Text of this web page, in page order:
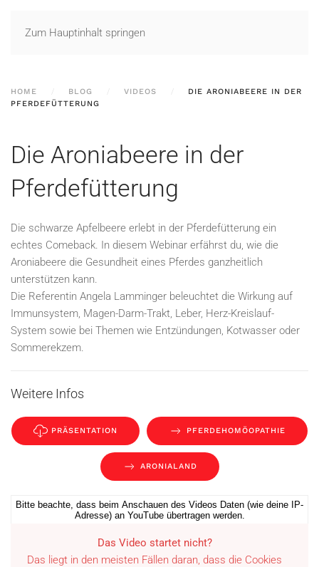
Zum Hauptinhalt springen
HOME BLOG VIDEOS
DIE ARONIABEERE IN DER
PFERDEFÜTTERUNG
Die Aroniabeere in der
Pferdefütterung
Die schwarze Apfelbeere erlebt in der Pferdefütterung ein
echtes Comeback. In diesem Webinar erfährst du, wie die
Aroniabeere die Gesundheit eines Pferdes ganzheitlich
unterstützen kann.
Die Referentin Angela Lamminger beleuchtet die Wirkung auf
Immunsystem, Magen-Darm-Trakt, Leber, Herz-Kreislauf-
System sowie bei Themen wie Entzündungen, Kotwasser oder
Sommerekzem.
Weitere Infos
PRÄSENTATION PFERDEHOMÖOPATHIE
ARONIALAND
Bitte beachte, dass beim Anschauen des Videos Daten (wie deine IP-
Adresse) an YouTube übertragen werden.
Das Video startet nicht?
Das liegt in den meisten Fällen daran, dass die Cookies